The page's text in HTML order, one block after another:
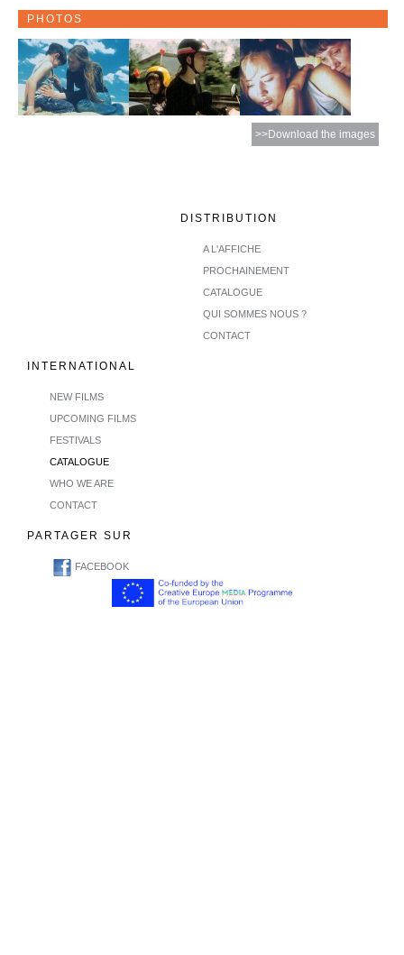
PHOTOS
>>Download the images
DISTRIBUTION
A L'AFFICHE
PROCHAINEMENT
CATALOGUE
QUI SOMMES NOUS ?
CONTACT
INTERNATIONAL
NEW FILMS
UPCOMING FILMS
FESTIVALS
CATALOGUE
WHO WE ARE
CONTACT
PARTAGER SUR
FACEBOOK